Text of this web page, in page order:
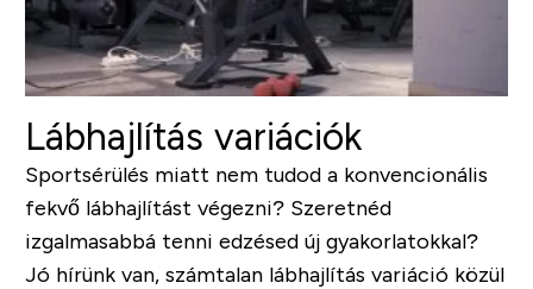
Lábhajlítás variációk
Sportsérülés miatt nem tudod a konvencionális
fekvő lábhajlítást végezni? Szeretnéd
izgalmasabbá tenni edzésed új gyakorlatokkal?
Jó hírünk van, számtalan lábhajlítás variáció közül